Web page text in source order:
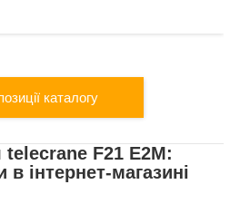
каталогу
telecrane F21 E2M:
в інтернет-магазині